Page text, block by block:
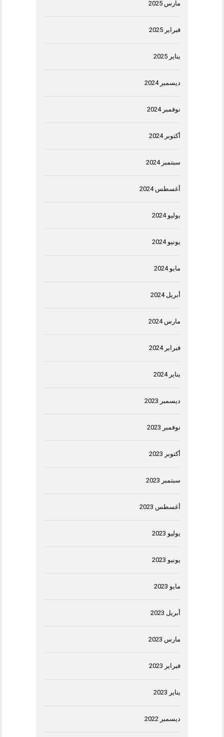
مارس 2025
فبراير 2025
يناير 2025
ديسمبر 2024
نوفمبر 2024
أكتوبر 2024
سبتمبر 2024
أغسطس 2024
يوليو 2024
يونيو 2024
مايو 2024
أبريل 2024
مارس 2024
فبراير 2024
يناير 2024
ديسمبر 2023
نوفمبر 2023
أكتوبر 2023
سبتمبر 2023
أغسطس 2023
يوليو 2023
يونيو 2023
مايو 2023
أبريل 2023
مارس 2023
فبراير 2023
يناير 2023
ديسمبر 2022